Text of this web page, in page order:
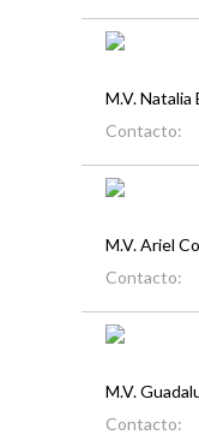
M.V. Natalia
Contacto:
M.V. Ariel
Contacto:
M.V.
Contacto: